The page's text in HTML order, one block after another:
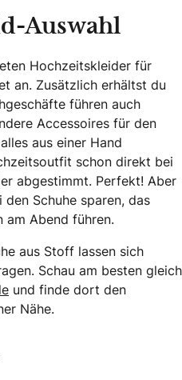
Auswahl
Hochzeitskleider für
an. Zusätzlich erhältst du
führen auch
Accessoires für den
aus einer Hand
schon direkt bei
abgestimmt. Perfekt! Aber
Schuhe sparen, das
am Abend führen.
aus Stoff lassen sich
Schau am besten gleich
und finde dort den
Nähe.